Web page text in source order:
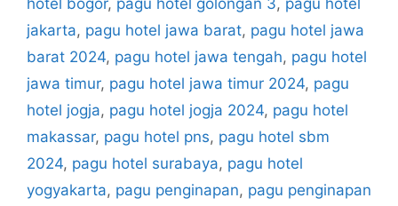
jakarta, pagu hotel jawa barat, pagu hotel jawa
barat 2024, pagu hotel jawa tengah, pagu hotel
jawa timur, pagu hotel jawa timur 2024, pagu
hotel jogja, pagu hotel jogja 2024, pagu hotel
makassar, pagu hotel pns, pagu hotel sbm
2024, pagu hotel surabaya, pagu hotel
yogyakarta, pagu penginapan, pagu penginapan